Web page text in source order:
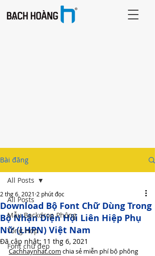
Bài đăng
All Posts
Mẫu Backdrop Phông
Tổng Hợp
Font chữ đẹp
All Posts
Download Bộ Font Chữ Dùng Trong
Bộ Nhận Diện Hội Liên Hiệp Phụ
Nữ (LHPN) Việt Nam
2 thg 6, 2021 2 phút đọc
Đã cập nhật: 11 thg 6, 2021
Cachhaynhat.com chia sẻ miễn phí bộ phông